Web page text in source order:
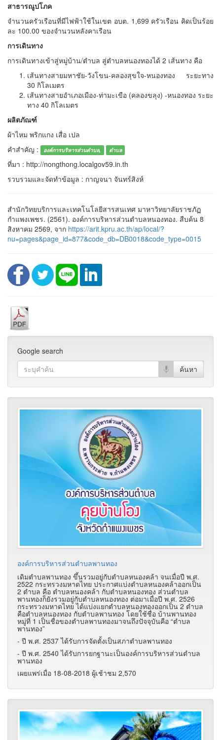
สาธารณูปโภค
จำนวนครัวเรือนที่มีไฟฟ้าใช้ในเขต อบต. 1,699 ครัวเรือน คิดเป็นร้อย
ละ 100.00 ของจำนวนหลังคาเรือน
การเดินทาง
การเดินทางเข้าสู่หมู่บ้าน/ตำบล สู่ตำบลหนองทองได้ 2 เส้นทาง คือ
เส้นทางสายมหาชัย-วังโขน-คลองสุขใจ-หนองทอง ระยะทาง
30 กิโลเมตร
เส้นทางสายอำเภอเมือง-ท่ามะเขือ (คลองขลุง) -หนองทอง ระยะ
ทาง 40 กิโลเมตร
ผลิตภัณฑ์
ผ้าไหม พริกแกง เสื่อ เปล
คำสำคัญ :
องค์การบริหารส่วนตำบล, ตำบล
ที่มา : http://nongthong.localgov59.in.th
รวบรวมและจัดทำข้อมูล : กาญจนา จันทร์สิงห์
สำนักวิทยบริการและเทคโนโลยีสารสนเทศ มาหาวิทยาลัยราชภัฏ
กำแพงเพชร. (2561). องค์การบริหารส่วนตำบลหนองทอง. สืบค้น 8
สิงหาคม 2569, จาก https://arit.kpru.ac.th/ap/local/?
nu=pages&page_id=877&code_db=DB0018&code_type=0015
Google search
องค์การบริหารส่วนตำบลพานทอง
เดิมตำบลพานทอง ขึ้นรวมอยู่กับตำบลหนองคล้า จนเมื่อปี พ.ศ.
2522 กระทรวงมหาดไทย ประกาศแบ่งตำบลหนองคล้าออกเป็น
2 ตำบล คือ ตำบลหนองคล้า กับตำบลหนองทอง ส่วนตำบล
พานทองก็ยังรวมอยู่กับตำบลหนองทอง ต่อมาเมื่อปี พ.ศ. 2526
กระทรวงมหาดไทย ได้แบ่งแยกตำบลหนองทองออกเป็น 2 ตำบล
คือตำบลหนองทอง กับตำบลพานทอง โดยใช้ชื่อ บ้านพานทอง
หมู่ที่ 1 เป็นชื่อของตำบลพานทองมาจนถึงปัจจุบันคือ “ตำบล
พานทอง”
- ปี พ.ศ. 2537 ได้รับการจัดตั้งเป็นสภาตำบลพานทอง
- ปี พ.ศ. 2540 ได้รับการยกฐานะเป็นองค์การบริหารส่วนตำบล
พานทอง
เผยแพร่เมื่อ 18-08-2018 ผู้เช้าชม 2,570